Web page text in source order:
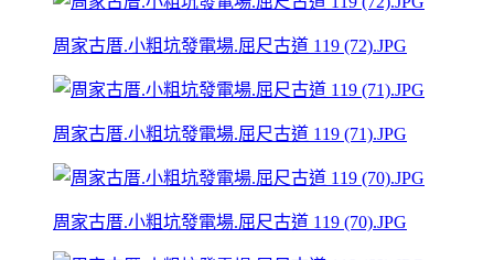
周家古厝.小粗坑發電場.屈尺古道 119 (72).JPG
周家古厝.小粗坑發電場.屈尺古道 119 (71).JPG
周家古厝.小粗坑發電場.屈尺古道 119 (70).JPG